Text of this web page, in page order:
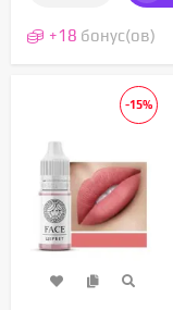
+18 бонус(ов)
-15%